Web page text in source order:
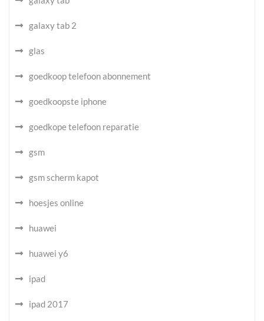
galaxy tab 2
glas
goedkoop telefoon abonnement
goedkoopste iphone
goedkope telefoon reparatie
gsm
gsm scherm kapot
hoesjes online
huawei
huawei y6
ipad
ipad 2017